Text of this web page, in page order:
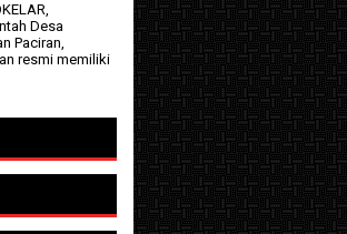
Desa
Paciran,
resmi memiliki